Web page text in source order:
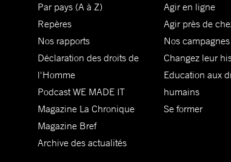
Par pays (A à Z)
Repères
Nos rapports
Déclaration des droits de
l'Homme
Podcast WE MADE IT
Magazine La Chronique
Magazine Bref
Archive des actualités
Agir en ligne
Agir près de
Nos campagnes
Changez leur
Education aux
humains
Se former